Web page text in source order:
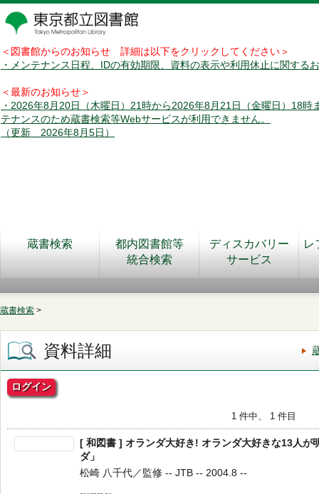
＜図書館からのお知らせ 詳細は以下をクリックしてください＞
・メンテナンス日程、IDの有効期限、資料の表示や利用休止に関する
＜最新のお知らせ＞
・2026年8月20日（木曜日）21時から2026年8月21日（金曜日）18時
テナンスのため蔵書検索等Webサービスが利用できません。
（更新 2026年8月5日）
蔵書検索
都内図書館等
統合検索
ディスカバリー
サービス
レ
蔵書検索 >
資料詳細
ログイン
1 件中、 1 件目
[ 和図書 ] オランダ大好き! オランダ大好きな13人が
ダ」
松崎 八千代／監修 -- JTB -- 2004.8 --